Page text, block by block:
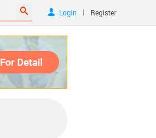
Login | Register